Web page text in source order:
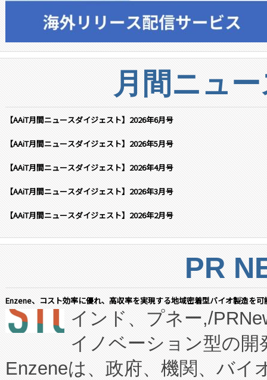
月間ニュ
【AAiT月間ニュースダイジェスト】2026年6月号
【AAiT月間ニュースダイジェスト】2026年5月号
【AAiT月間ニュースダイジェスト】2026年4月号
【AAiT月間ニュースダイジェスト】2026年3月号
【AAiT月間ニュースダイジェスト】2026年2月号
PR
Enzene、コスト効率に優れ、高収率を実現する地域密着型バイオ製造を
インド、プネー,/
イノベーション型の
Enzeneは、政府、機関、バイ